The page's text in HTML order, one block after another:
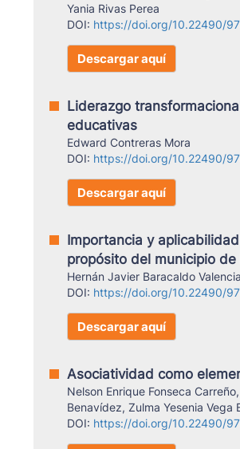
Yania Rivas Perea
DOI: https://doi.org/10.22490/
Descargar aquí
Liderazgo
educativas
Edward Contreras Mora
DOI: https://doi.org/10.22490/
Descargar aquí
Importancia y
propósito del municipio
Hernán Javier Baracaldo
DOI: https://doi.org/10.22490/
Descargar aquí
Asociatividad como
Nelson Enrique Fonseca
Benavídez, Zulma Yesenia Vega
DOI: https://doi.org/10.22490/